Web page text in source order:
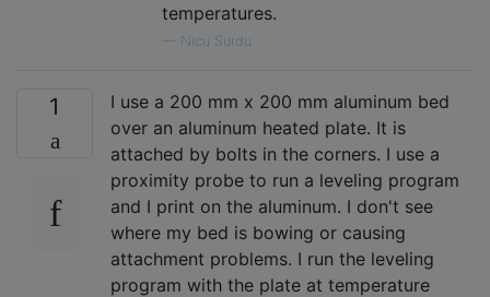
temperatures.
Nicu Surdu
1
I use a 200 mm x 200 mm aluminum bed
over an aluminum heated plate. It is
attached by bolts in the corners. I use a
proximity probe to run a leveling program
and I print on the aluminum. I don't see
where my bed is bowing or causing
attachment problems. I run the leveling
program with the plate at temperature